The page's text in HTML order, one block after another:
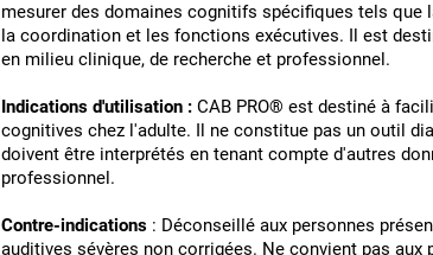
mesurer des domaines cognitifs spécifiques tels que
la coordination et les fonctions exécutives. Il est
en milieu clinique, de recherche et professionnel.
Indications d'utilisation : CAB PRO® est destiné à
cognitives chez l'adulte. Il ne constitue pas un outil
doivent être interprétés en tenant compte d'autres
professionnel.
Contre-indications : Déconseillé aux personnes
auditives sévères non corrigées. Ne convient pas